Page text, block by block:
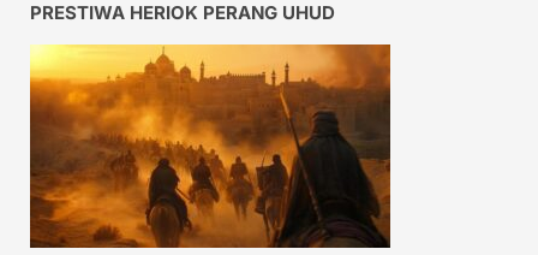
PRESTIWA HERIOK PERANG UHUD